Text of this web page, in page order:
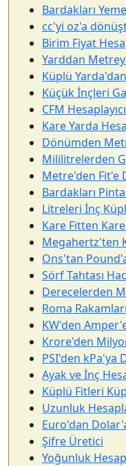
Bardakları
cc'yi oz'a
Birim Fiyat
Yarddan
Küplü
Küçük İnçleri
CFM Hesaplayıcı
Kare Yarda
Dönümden
Mililitrelerden
Metre'den Fit'e
Bardakları
Litreleri İnç
Kare Fitten
Megahertz'ten
Ons'tan
Sörf Tahtası
Derecelerden
Roma
KW'den
Krore'den
PSI'den kPa'ya
Ayak ve İnç
Küplü Fitleri
Uzunluk
Euro'dan
Şifre Üretici
Yoğunluk